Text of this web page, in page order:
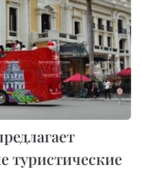
туристические